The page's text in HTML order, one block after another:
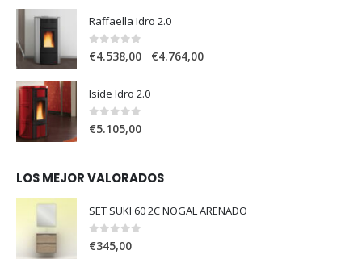
Raffaella Idro 2.0
0 out of 5
€4.538,00– €4.764,00
Iside Idro 2.0
0out of 5
€5.105,00
LOS MEJOR VALORADOS
SET SUKI 60 2C NOGAL ARENADO
0out of 5
€345,00